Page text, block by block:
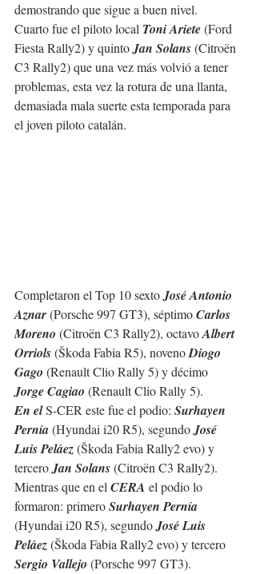
demostrando que sigue a buen nivel.
Cuarto fue el piloto local Toni Ariete (Ford
Fiesta Rally2) y quinto Jan Solans (Citroën
C3 Rally2) que una vez más volvió a tener
problemas, esta vez la rotura de una llanta,
demasiada mala suerte esta temporada para
el joven piloto catalán.
Completaron el Top 10 sexto José Antonio
Aznar (Porsche 997 GT3), séptimo Carlos
Moreno (Citroën C3 Rally2), octavo Albert
Orriols (Škoda Fabia R5), noveno Diogo
Gago (Renault Clio Rally 5) y décimo
Jorge Cagiao (Renault Clio Rally 5).
En el S-CER este fue el podio: Surhayen
Pernía (Hyundai i20 R5), segundo José
Luis Peláez (Škoda Fabia Rally2 evo) y
tercero Jan Solans (Citroën C3 Rally2).
Mientras que en el CERA el podio lo
formaron: primero Surhayen Pernía
(Hyundai i20 R5), segundo José Luis
Peláez (Škoda Fabia Rally2 evo) y tercero
Sergio Vallejo (Porsche 997 GT3).